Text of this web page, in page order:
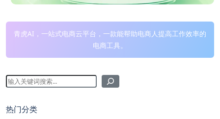
青虎AI，一站式电商云平台，一款能帮助电商人提高工作效率的
电商工具。
热门分类